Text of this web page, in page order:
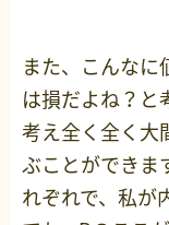
また、こんな
は損だよね？と
考え全く全く大
ぶことができま
れぞれで、私が